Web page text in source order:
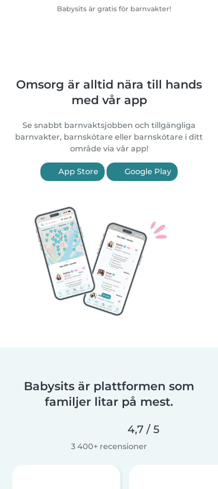
Babysits är gratis för barnvakter!
Omsorg är alltid nära till hands
med vår app
Se snabbt barnvaktsjobben och tillgängliga
barnvakter, barnskötare eller barnskötare i ditt
område via vår app!
App Store Google Play
Babysits är plattformen som
familjer litar på mest.
4,7 / 5
3 400+ recensioner